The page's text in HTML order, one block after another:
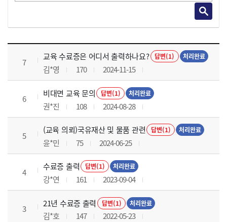
교육전반 목록 으로 번호, 제목, 작성자, 조회수, 등록 일로 나열 되고 있습니다.
7
교육 수료증은 어디서 출력하나요? 답변(1) 처리완료
김*영 170 2024-11-15
6
비대면 교육 문의 답변(1) 처리완료
권*진 108 2024-08-28
5
(교육 의뢰)국유재산 및 물품 관련 답변(1) 처리완료
윤*민 75 2024-06-25
4
수료증 출력 답변(1) 처리완료
강*연 161 2023-09-04
3
21년 수료증 출력 답변(1) 처리완료
김*호 147 2022-05-23